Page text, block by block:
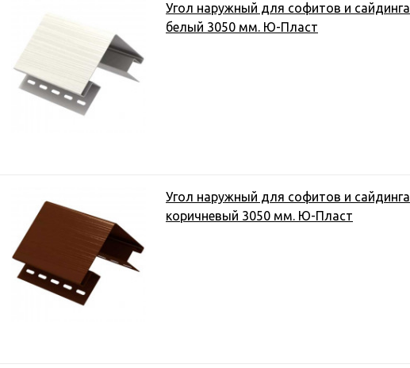
Угол наружный для софитов и сайдинга
белый 3050 мм. Ю-Пласт
Угол наружный для софитов и сайдинга
коричневый 3050 мм. Ю-Пласт